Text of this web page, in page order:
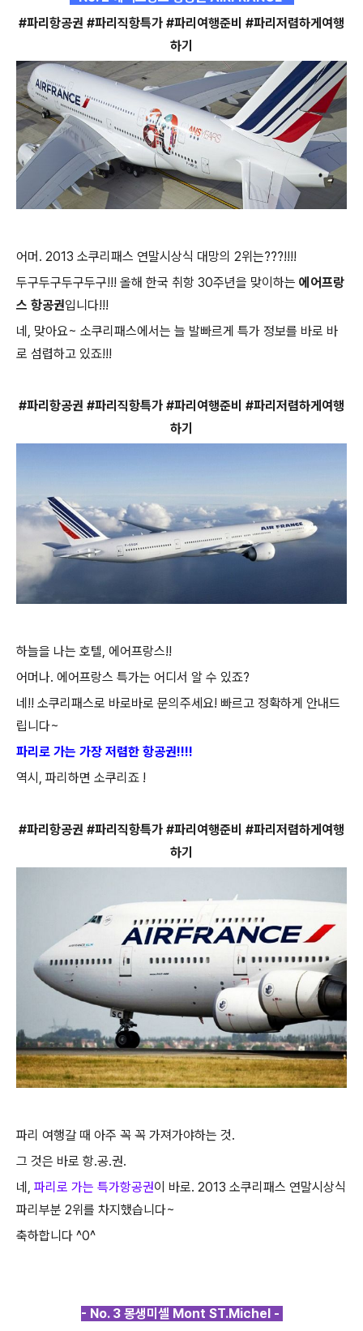
#파리항공권 #파리직항특가 #파리여행준비 #파리저렴하게여행
하기
어머. 2013 소쿠리패스 연말시상식 대망의 2위는???!!!!
두구두구두구두구!!! 올해 한국 취항 30주년을 맞이하는 에어프랑
스 항공권입니다!!!
네, 맞아요~ 소쿠리패스에서는 늘 발빠르게 특가 정보를 바로 바
로 섬렵하고 있죠!!!
#파리항공권 #파리직항특가 #파리여행준비 #파리저렴하게여행
하기
하늘을 나는 호텔, 에어프랑스!!
어머나. 에어프랑스 특가는 어디서 알 수 있죠?
네!! 소쿠리패스로 바로바로 문의주세요! 빠르고 정확하게 안내드
립니다~
파리로 가는 가장 저렴한 항공권!!!!
역시, 파리하면 소쿠리죠 !
#파리항공권 #파리직항특가 #파리여행준비 #파리저렴하게여행
하기
파리 여행갈 때 아주 꼭 꼭 가져가야하는 것.
그 것은 바로 항.공.권.
네, 파리로 가는 특가항공권이 바로. 2013 소쿠리패스 연말시상식
파리부분 2위를 차지했습니다~
축하합니다 ^0^
- No. 3 몽생미셸 Mont ST.Michel -